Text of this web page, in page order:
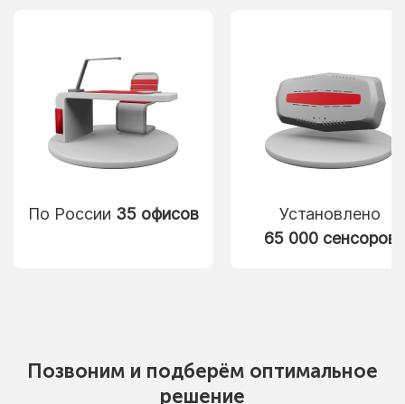
По России 35 офисов
Установлено
65 000 сенсоров
Позвоним и подберём оптимальное
решение